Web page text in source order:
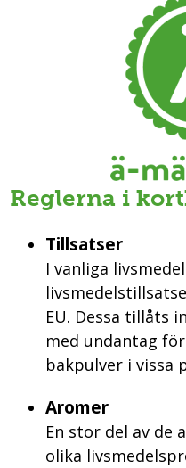
Reglerna i
Tillsatser
I vanliga
EU. Dessa tillåts
med undantag
bakpulver i vissa
Aromer
En stor del av de
olika